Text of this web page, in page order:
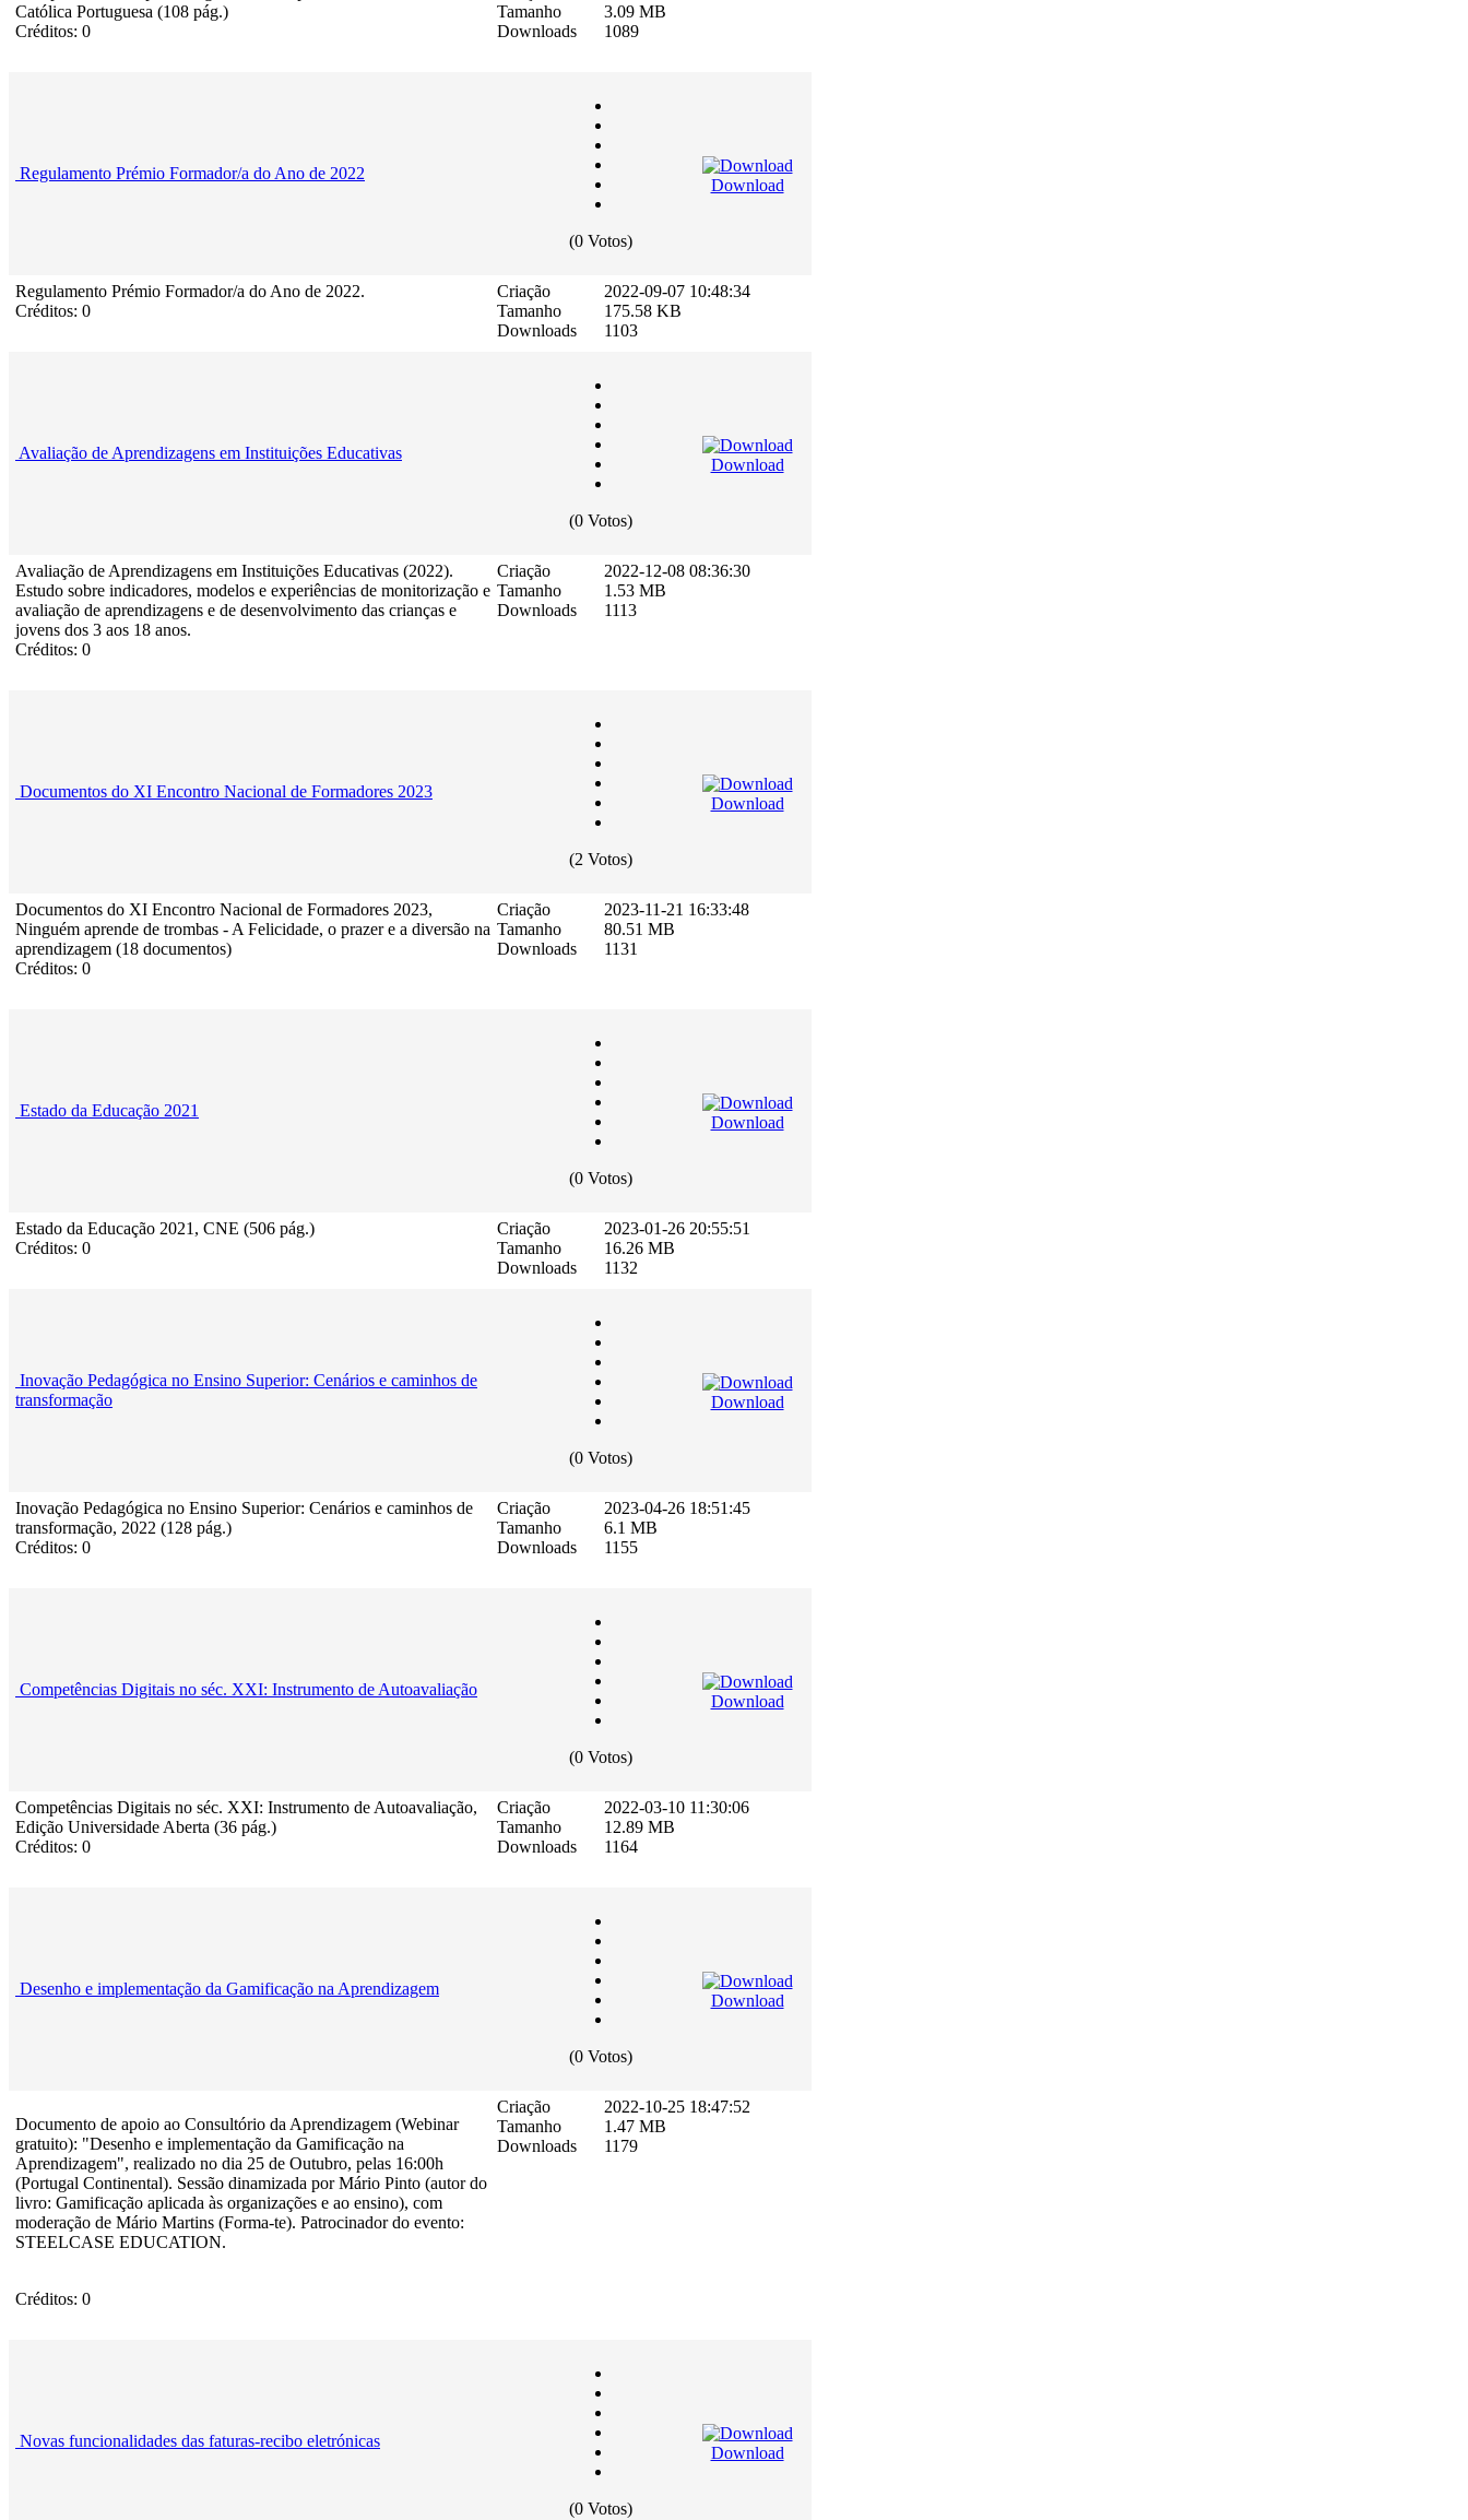
Católica Portuguesa (108 pág.)
Créditos: 0
Tamanho
Downloads
3.09 MB
1089
Regulamento Prémio Formador/a do Ano de 2022
(0 Votos)
Download
Regulamento Prémio Formador/a do Ano de 2022.
Créditos: 0
Criação
Tamanho
Downloads
2022-09-07 10:48:34
175.58 KB
1103
Avaliação de Aprendizagens em Instituições Educativas
(0 Votos)
Download
Avaliação de Aprendizagens em Instituições Educativas (2022).
Estudo sobre indicadores, modelos e experiências de monitorização e
avaliação de aprendizagens e de desenvolvimento das crianças e
jovens dos 3 aos 18 anos.
Créditos: 0
Criação
Tamanho
Downloads
2022-12-08 08:36:30
1.53 MB
1113
Documentos do XI Encontro Nacional de Formadores 2023
(2 Votos)
Download
Documentos do XI Encontro Nacional de Formadores 2023,
Ninguém aprende de trombas - A Felicidade, o prazer e a diversão na
aprendizagem (18 documentos)
Créditos: 0
Criação
Tamanho
Downloads
2023-11-21 16:33:48
80.51 MB
1131
Estado da Educação 2021
(0 Votos)
Download
Estado da Educação 2021, CNE (506 pág.)
Créditos: 0
Criação
Tamanho
Downloads
2023-01-26 20:55:51
16.26 MB
1132
Inovação Pedagógica no Ensino Superior: Cenários e caminhos de
transformação
(0 Votos)
Download
Inovação Pedagógica no Ensino Superior: Cenários e caminhos de
transformação, 2022 (128 pág.)
Créditos: 0
Criação
Tamanho
Downloads
2023-04-26 18:51:45
6.1 MB
1155
Competências Digitais no séc. XXI: Instrumento de Autoavaliação
(0 Votos)
Download
Competências Digitais no séc. XXI: Instrumento de Autoavaliação,
Edição Universidade Aberta (36 pág.)
Créditos: 0
Criação
Tamanho
Downloads
2022-03-10 11:30:06
12.89 MB
1164
Desenho e implementação da Gamificação na Aprendizagem
(0 Votos)
Download
Documento de apoio ao Consultório da Aprendizagem (Webinar
gratuito): "Desenho e implementação da Gamificação na
Aprendizagem", realizado no dia 25 de Outubro, pelas 16:00h
(Portugal Continental). Sessão dinamizada por Mário Pinto (autor do
livro: Gamificação aplicada às organizações e ao ensino), com
moderação de Mário Martins (Forma-te). Patrocinador do evento:
STEELCASE EDUCATION.
Créditos: 0
Criação
Tamanho
Downloads
2022-10-25 18:47:52
1.47 MB
1179
Novas funcionalidades das faturas-recibo eletrónicas
(0 Votos)
Download